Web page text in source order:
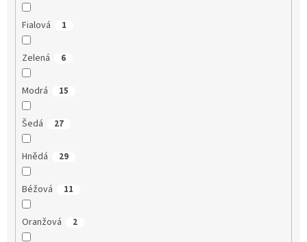
Fialová 1
Zelená 6
Modrá 15
Šedá 27
Hnědá 29
Béžová 11
Oranžová 2